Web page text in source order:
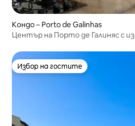
Кондо – Porto de Galinhas
Център на Порто де Галиняс с
Избор на гостите
Избор на гостите